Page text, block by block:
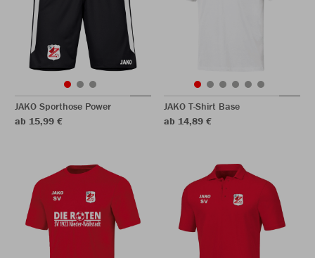
JAKO Sporthose Power
ab 15,99 €
JAKO T-Shirt Base
ab 14,89 €